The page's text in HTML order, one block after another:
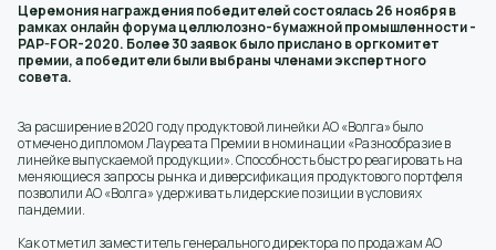
Церемония награждения победителей состоялась 26 ноября в
рамках онлайн форума целлюлозно-бумажной промышленности -
PAP-FOR-2020. Более 30 заявок было прислано в оргкомитет
премии, а победители были выбраны членами экспертного
совета.
За расширение в 2020 году продуктовой линейки АО «Волга» было
отмечено дипломом Лауреата Премии в номинации «Разнообразие в
линейке выпускаемой продукции». Способность быстро реагировать на
меняющиеся запросы рынка и диверсификация продуктового портфеля
позволили АО «Волга» удерживать лидерские позиции в условиях
пандемии.
Как отметил заместитель генерального директора по продажам АО